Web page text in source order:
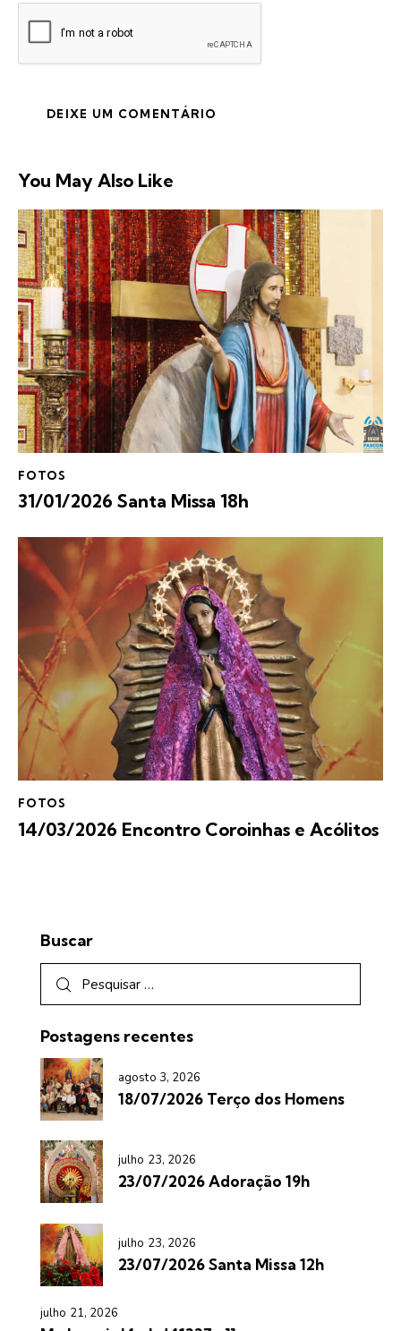
You May Also Like
FOTOS
31/01/2026 Santa Missa 18h
FOTOS
14/03/2026 Encontro Coroinhas e Acólitos
Buscar
Postagens recentes
agosto 3, 2026
18/07/2026 Terço dos Homens
julho 23, 2026
23/07/2026 Adoração 19h
julho 23, 2026
23/07/2026 Santa Missa 12h
julho 21, 2026